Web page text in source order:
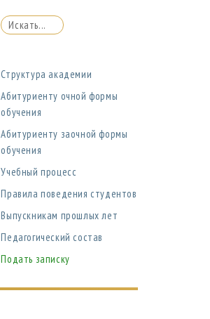
Структура академии
Абитуриенту очной формы
обучения
Абитуриенту заочной формы
обучения
Учебный процесс
Правила поведения студентов
Выпускникам прошлых лет
Педагогический состав
Подать записку